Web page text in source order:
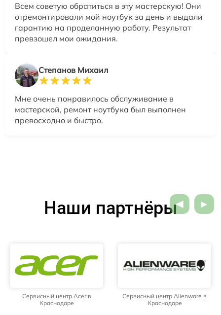
Всем советую обратиться в эту мастерскую! Они
отремонтировали мой ноутбук за день и выдали
гарантию на проделанную работу. Результат
превзошел мои ожидания.
Степанов Михаил
Мне очень понравилось обслуживание в
мастерской, ремонт ноутбука был выполнен
превосходно и быстро.
Наши партнёры
Сервисный центр Acer в
Краснодаре
Сервисный центр Alienware в
Краснодаре